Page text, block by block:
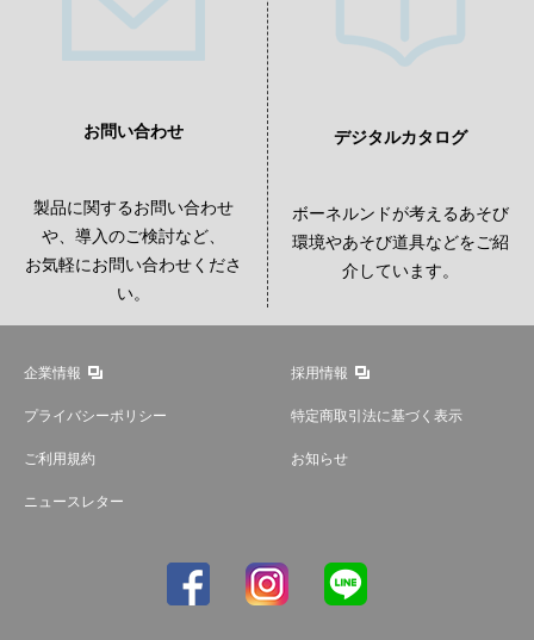
お問い合わせ
製品に関するお問い合わせ
や、導入のご検討など、
お気軽にお問い合わせくださ
い。
デジタルカタログ
ボーネルンドが考えるあそび
環境やあそび道具などをご紹
介しています。
企業情報 採用情報
プライバシーポリシー 特定商取引法に基づく表示
ご利用規約 お知らせ
ニュースレター